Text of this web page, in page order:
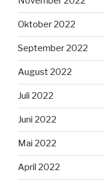
Oktober 2022
September 2022
August 2022
Juli 2022
Juni 2022
Mai 2022
April 2022